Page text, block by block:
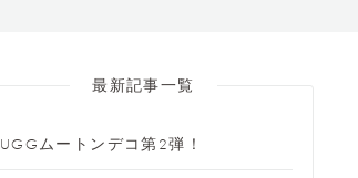
最新記事一覧
UGGムートンデコ第2弾！